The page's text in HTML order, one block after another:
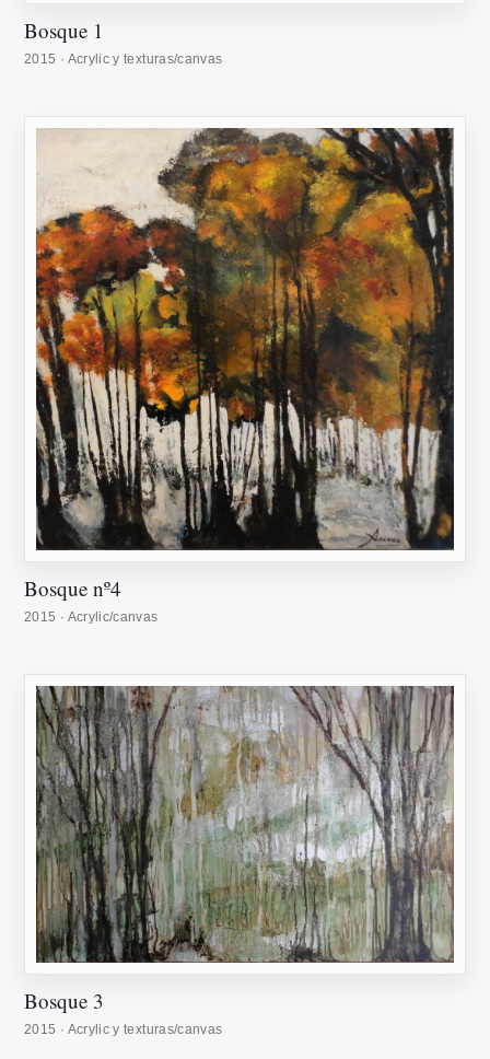
Bosque 1
2015 · Acrylic y texturas/canvas
Bosque nº4
2015 · Acrylic/canvas
Bosque 3
2015 · Acrylic y texturas/canvas